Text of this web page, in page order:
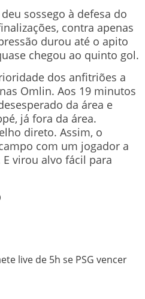
sossego à defesa do
contra apenas
durou até o apito
chegou ao quinto gol.
dos anfitriões a
Omlin. Aos 19 minutos
da área e
já fora da área.
direto. Assim, o
com um jogador a
virou alvo fácil para
live de 5h se PSG vencer